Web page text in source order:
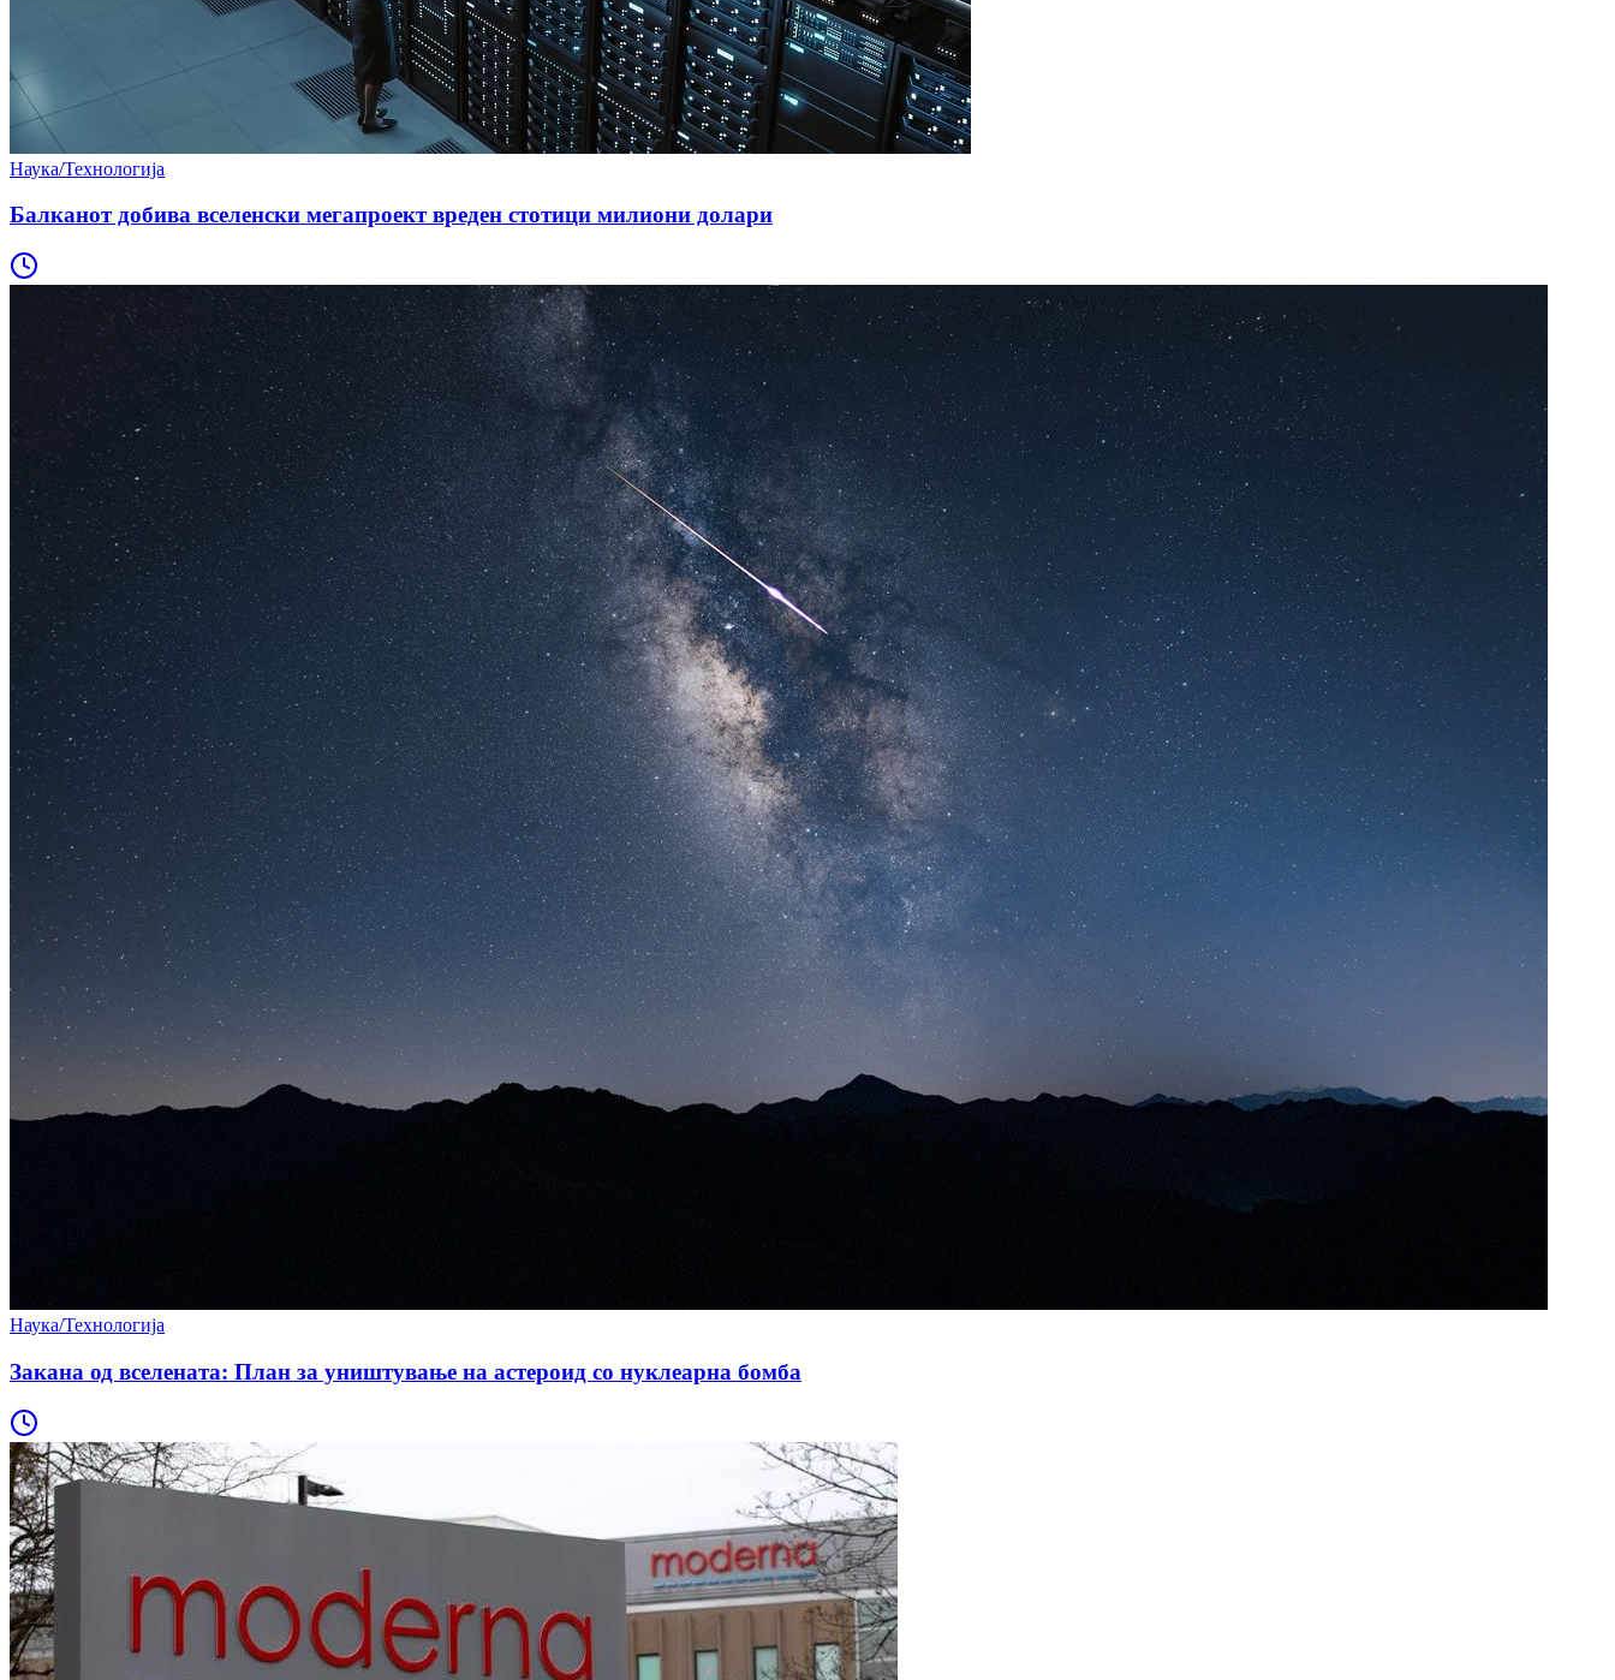
Наука/Технологија
Балканот добива вселенски мегапроект вреден стотици милиони долари
Наука/Технологија
Закана од вселената: План за уништување на астероид со нуклеарна бомба